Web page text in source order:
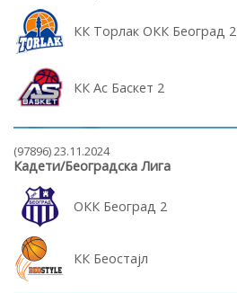
КК Торлак ОКК Београд 2
КК Ас Баскет 2
(97896) 23.11.2024
Кадети/Београдска Лига
ОКК Београд 2
КК Беостајл